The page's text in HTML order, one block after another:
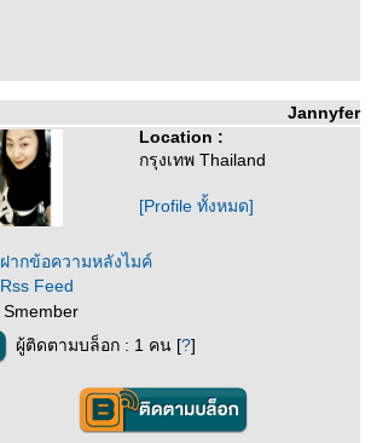
Jannyfer
Location :
กรุงเทพ Thailand
[Profile ทั้งหมด]
ฝากข้อความหลังไมค์
Rss Feed
Smember
ผู้ติดตามบล็อก : 1 คน [?]